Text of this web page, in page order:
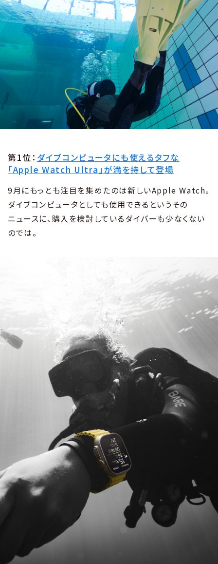
第1位： ダイブコンピュータにも使えるタフな
「Apple Watch Ultra」が満を持して登場
9月にもっとも注目を集めたのは新しいApple Watch。
ダイブコンピュータとしても使用できるというその
ニュースに、購入を検討しているダイバーも少なくない
のでは。